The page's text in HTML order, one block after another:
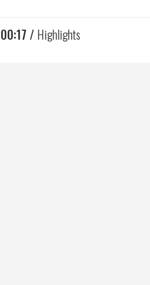
00:17 / Highlights